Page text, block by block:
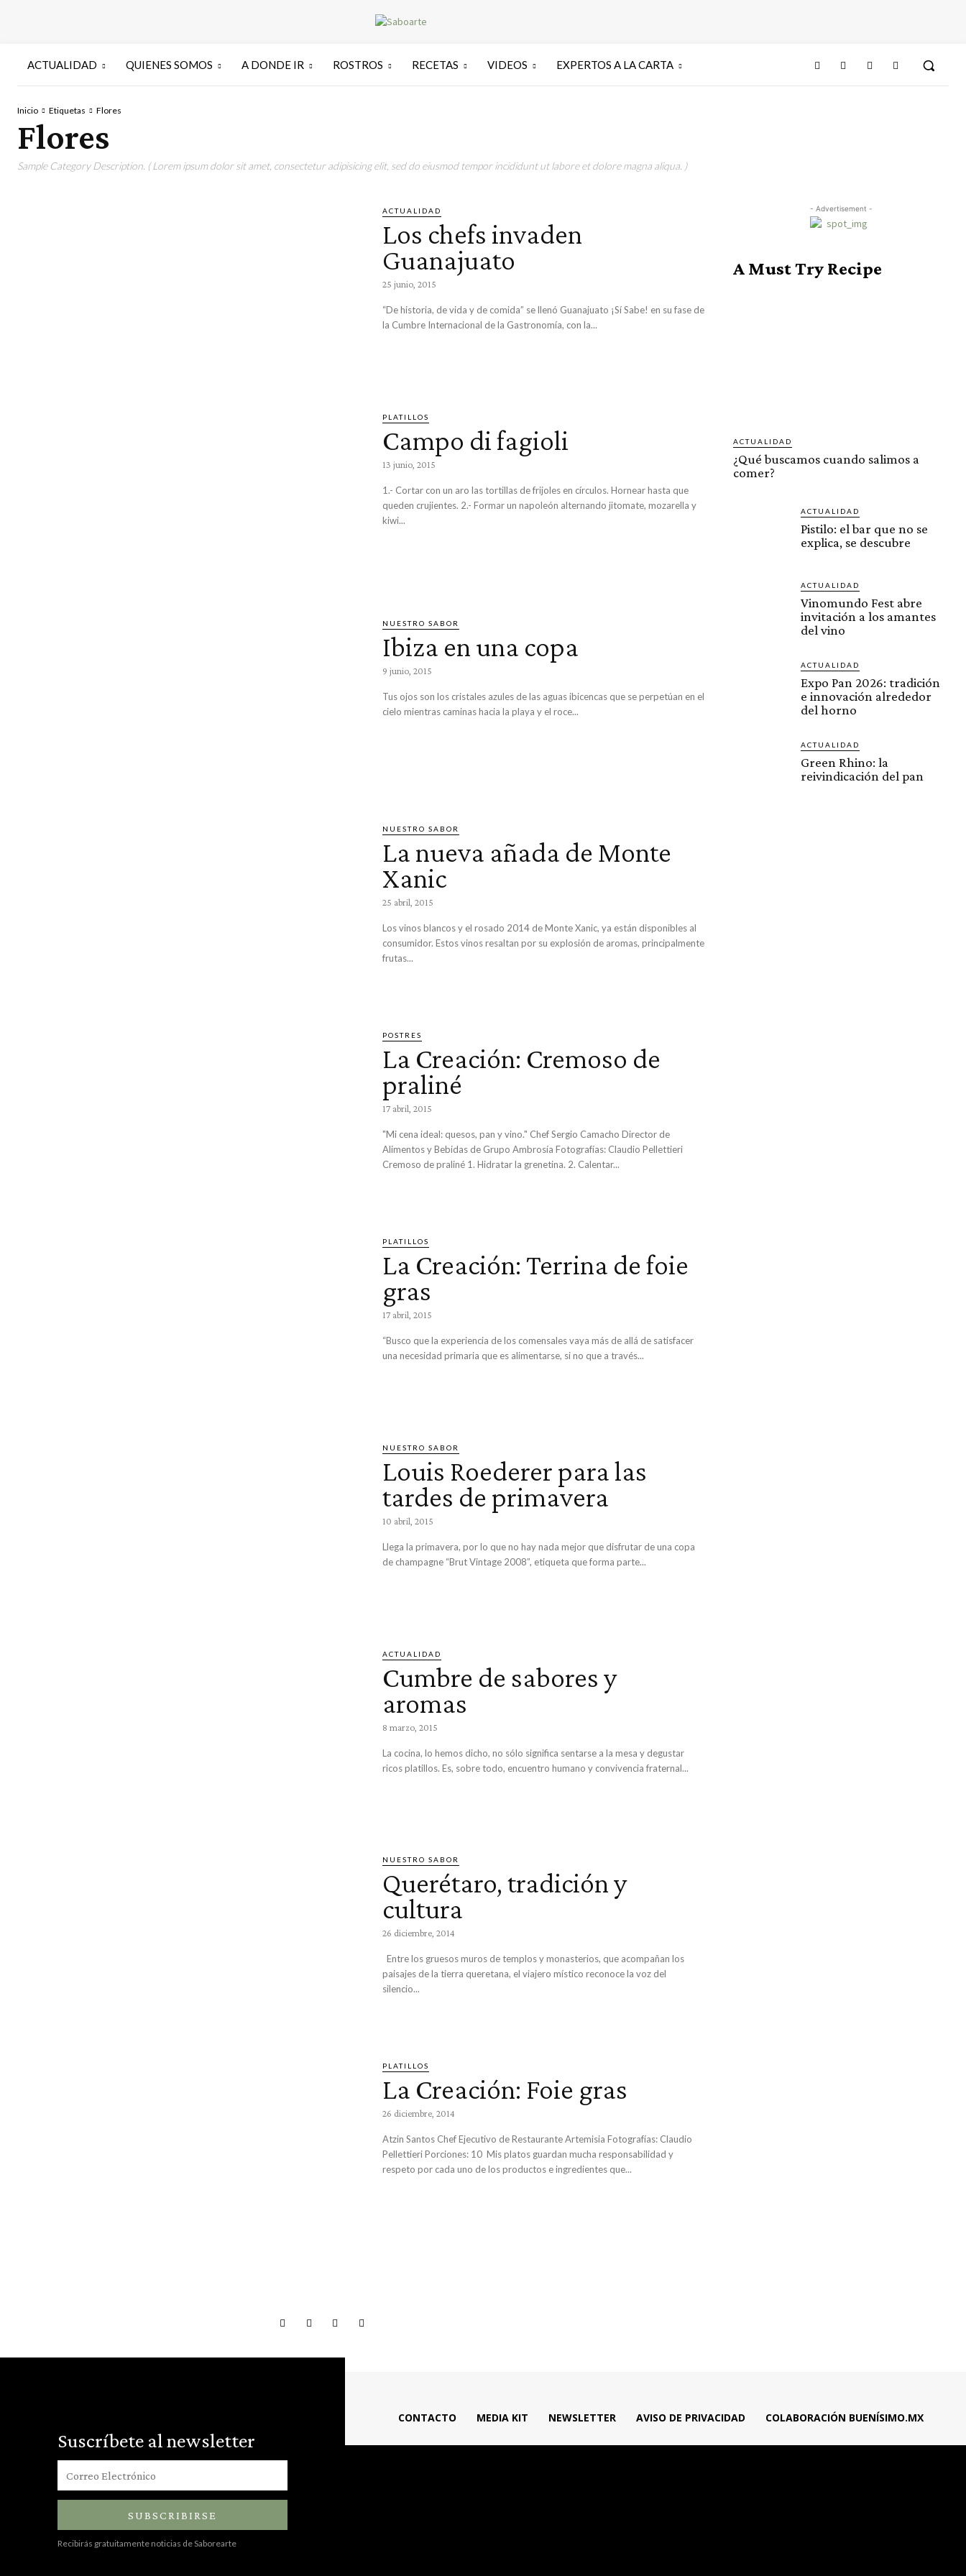
ACTUALIDAD QUIENES SOMOS A DONDE IR ROSTROS RECETAS VIDEOS EXPERTOS A LA CARTA
Inicio Etiquetas Flores
Flores
Sample Category Description. ( Lorem ipsum dolor sit amet, consectetur adipisicing elit, sed do eiusmod tempor incididunt ut labore et dolore magna aliqua. )
ACTUALIDAD
Los chefs invaden
Guanajuato
25 junio, 2015
“De historia, de vida y de comida” se llenó Guanajuato ¡Sí Sabe! en su fase de
la Cumbre Internacional de la Gastronomía, con la...
PLATILLOS
Campo di fagioli
13 junio, 2015
1.- Cortar con un aro las tortillas de frijoles en círculos. Hornear hasta que
queden crujientes. 2.- Formar un napoleón alternando jitomate, mozarella y
kiwi...
NUESTRO SABOR
Ibiza en una copa
9 junio, 2015
Tus ojos son los cristales azules de las aguas ibicencas que se perpetúan en el
cielo mientras caminas hacia la playa y el roce...
NUESTRO SABOR
La nueva añada de Monte
Xanic
25 abril, 2015
Los vinos blancos y el rosado 2014 de Monte Xanic, ya están disponibles al
consumidor. Estos vinos resaltan por su explosión de aromas, principalmente
frutas...
POSTRES
La Creación: Cremoso de
praliné
17 abril, 2015
"Mi cena ideal: quesos, pan y vino." Chef Sergio Camacho Director de
Alimentos y Bebidas de Grupo Ambrosía Fotografías: Claudio Pellettieri
Cremoso de praliné 1. Hidratar la grenetina. 2. Calentar...
PLATILLOS
La Creación: Terrina de foie
gras
17 abril, 2015
“Busco que la experiencia de los comensales vaya más de allá de satisfacer
una necesidad primaria que es alimentarse, si no que a través...
NUESTRO SABOR
Louis Roederer para las
tardes de primavera
10 abril, 2015
Llega la primavera, por lo que no hay nada mejor que disfrutar de una copa
de champagne “Brut Vintage 2008”, etiqueta que forma parte...
ACTUALIDAD
Cumbre de sabores y
aromas
8 marzo, 2015
La cocina, lo hemos dicho, no sólo significa sentarse a la mesa y degustar
ricos platillos. Es, sobre todo, encuentro humano y convivencia fraternal...
NUESTRO SABOR
Querétaro, tradición y
cultura
26 diciembre, 2014
paisajes de la tierra queretana, el viajero místico reconoce la voz del
silencio...
PLATILLOS
La Creación: Foie gras
26 diciembre, 2014
Atzin Santos Chef Ejecutivo de Restaurante Artemisia Fotografías: Claudio
Pellettieri Porciones: 10 Mis platos guardan mucha responsabilidad y
respeto por cada uno de los productos e ingredientes que...
- Advertisement -
A Must Try Recipe
ACTUALIDAD
¿Qué buscamos cuando salimos a
comer?
ACTUALIDAD
Pistilo: el bar que no se
explica, se descubre
ACTUALIDAD
Vinomundo Fest abre
invitación a los amantes
del vino
ACTUALIDAD
Expo Pan 2026: tradición
e innovación alrededor
del horno
ACTUALIDAD
Green Rhino: la
reivindicación del pan
Suscríbete al newsletter
SUBSCRIBIRSE
Recibirás gratuitamente noticias de Saborearte
CONTACTO MEDIA KIT NEWSLETTER AVISO DE PRIVACIDAD COLABORACIÓN BUENÍSIMO.MX